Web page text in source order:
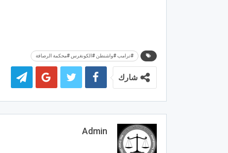
#ترامب #واشنطن #الكونغرس #محكمة الرصافة
شارك
Admin